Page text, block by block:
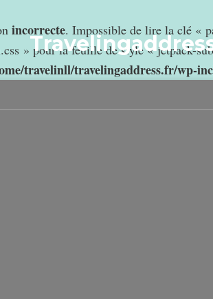
incorrecte. Impossible de lire la clé «
» pour la feuille de style « jetpack-
travelinll/travelingaddress.fr/wp-